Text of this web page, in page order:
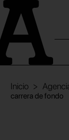
Inicio
carrera de fondo